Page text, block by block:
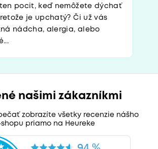
pocit, keď nemôžete dýchať
je upchatý? Či už vás
nádcha, alergia, alebo
našimi zákazníkmi
zobrazíte všetky recenzie nášho
priamo na Heureke